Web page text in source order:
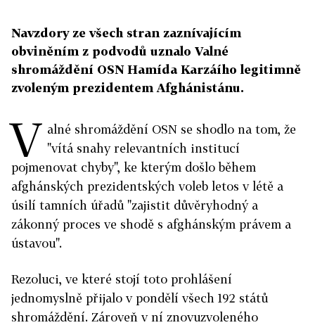
Navzdory ze všech stran zaznívajícím
obviněním z podvodů uznalo Valné
shromáždění OSN Hamída Karzáího legitimně
zvoleným prezidentem Afghánistánu.
V alné shromáždění OSN se shodlo na tom, že
"vítá snahy relevantních institucí
pojmenovat chyby", ke kterým došlo během
afghánských prezidentských voleb letos v létě a
úsilí tamních úřadů "zajistit důvěryhodný a
zákonný proces ve shodě s afghánským právem a
ústavou".
Rezoluci, ve které stojí toto prohlášení
jednomyslně přijalo v pondělí všech 192 států
shromáždění. Zároveň v ní znovuzvoleného